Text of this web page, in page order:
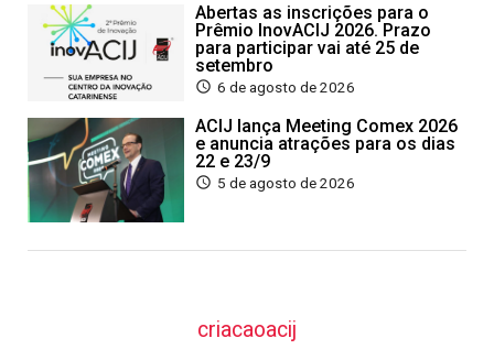
Abertas as inscrições para o
Prêmio InovACIJ 2026. Prazo
para participar vai até 25 de
setembro
6 de agosto de 2026
ACIJ lança Meeting Comex 2026
e anuncia atrações para os dias
22 e 23/9
5 de agosto de 2026
criacaoacij